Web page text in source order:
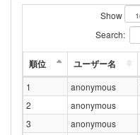
Show
Search:
順位 ユーザー名
1 anonymous
2
anonymous
3
anonymous